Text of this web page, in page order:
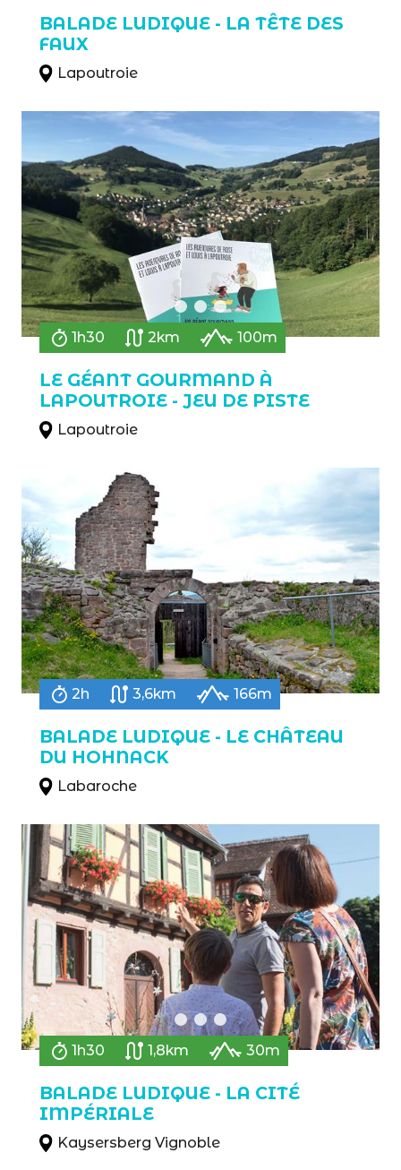
BALADE LUDIQUE - LA TÊTE DES
FAUX
Lapoutroie
1h30 2km 100m
LE GÉANT GOURMAND À
LAPOUTROIE - JEU DE PISTE
Lapoutroie
2h 3,6km 166m
BALADE LUDIQUE - LE CHÂTEAU
DU HOHNACK
Labaroche
1h30 1,8km 30m
BALADE LUDIQUE - LA CITÉ
IMPÉRIALE
Kaysersberg Vignoble